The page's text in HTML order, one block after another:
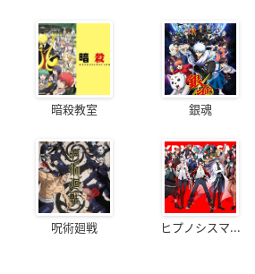
暗殺教室 銀魂
呪術廻戦 ヒプノシスマ...